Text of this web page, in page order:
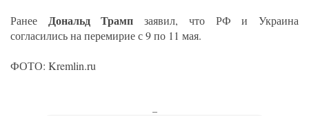
Ранее Дональд Трамп заявил, что РФ и Украина
согласились на перемирие с 9 по 11 мая.
ФОТО: Kremlin.ru